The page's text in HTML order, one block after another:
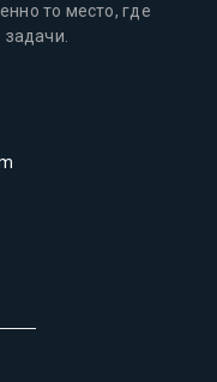
то место, где